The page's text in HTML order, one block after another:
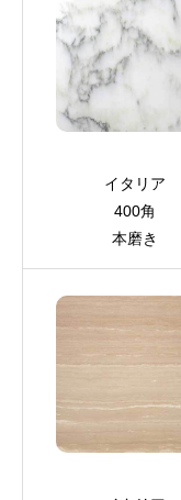
イタリア
400角
本磨き